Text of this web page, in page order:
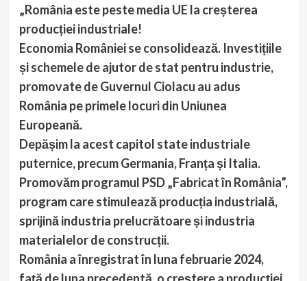
„România este peste media UE la creșterea
producției industriale!
Economia României se consolidează. Investițiile
și schemele de ajutor de stat pentru industrie,
promovate de Guvernul Ciolacu au adus
România pe primele locuri din Uniunea
Europeană.
Depășim la acest capitol state industriale
puternice, precum Germania, Franța și Italia.
Promovăm programul PSD „Fabricat în România”,
program care stimulează producția industrială,
sprijină industria prelucrătoare și industria
materialelor de construcții.
România a înregistrat în luna februarie 2024,